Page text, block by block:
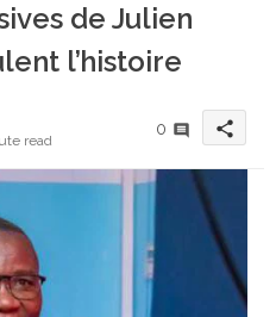
de Julien
l’histoire
read
0 share